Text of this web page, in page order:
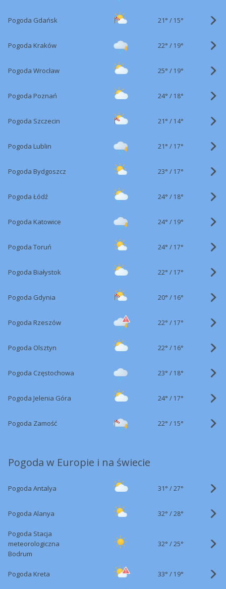
Pogoda Gdańsk 21° / 15°
Pogoda Kraków 22° / 19°
Pogoda Wrocław 25° / 19°
Pogoda Poznań 24° / 18°
Pogoda Szczecin 21° / 14°
Pogoda Lublin 21° / 17°
Pogoda Bydgoszcz 23° / 17°
Pogoda Łódź 24° / 18°
Pogoda Katowice 24° / 19°
Pogoda Toruń 24° / 17°
Pogoda Białystok 22° / 17°
Pogoda Gdynia 20° / 16°
Pogoda Rzeszów 22° / 17°
Pogoda Olsztyn 22° / 16°
Pogoda Częstochowa 23° / 18°
Pogoda Jelenia Góra 24° / 17°
Pogoda Zamość 22° / 15°
Pogoda w Europie i na świecie
Pogoda Antalya 31° /27°
Pogoda Alanya 32° /28°
Pogoda Stacja
meteorologiczna
Bodrum
32° /25°
Pogoda Kreta 33° / 19°